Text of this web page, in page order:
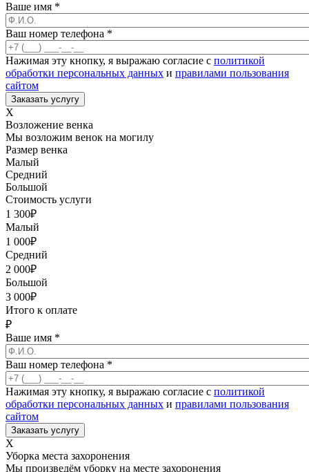
Ваше имя *
Ваш номер телефона *
Нажимая эту кнопку, я выражаю согласие с политикой
обработки персональных данных и правилами пользования
сайтом
X
Возложение венка
Мы возложим венок на могилу
Размер венка
Малый
Средний
Большой
Стоимость услуги
1 300₽
Малый
1 000₽
Средний
2 000₽
Большой
3 000₽
Итого к оплате
₽
Ваше имя *
Ваш номер телефона *
Нажимая эту кнопку, я выражаю согласие с политикой
обработки персональных данных и правилами пользования
сайтом
X
Уборка места захоронения
Мы произведём уборку на месте захоронения